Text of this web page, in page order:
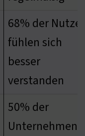
68% der Nutzer
fühlen sich
besser
verstanden
50% der
Unternehmen